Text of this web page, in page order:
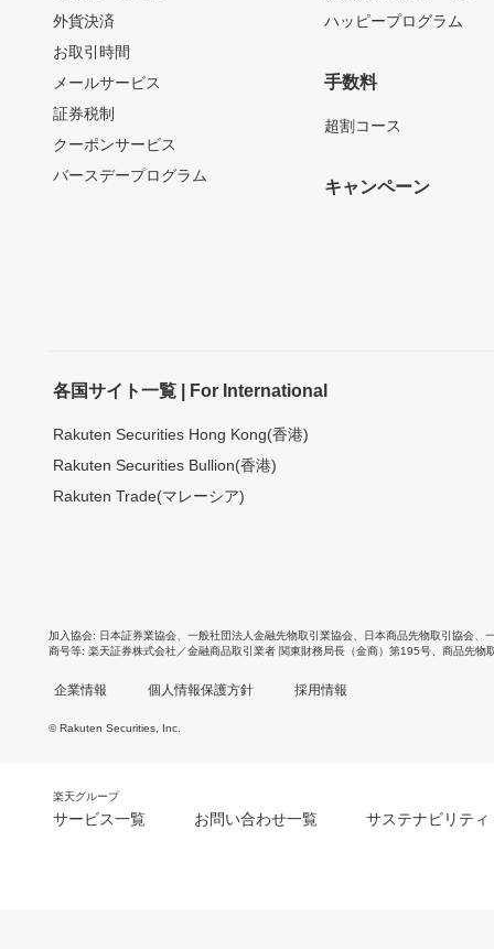
外貨決済
お取引時間
メールサービス
証券税制
クーポンサービス
バースデープログラム
ハッピープログラム
手数料
超割コース
キャンペーン
各国サイト一覧 | For International
Rakuten Securities Hong Kong(香港)
Rakuten Securities Bullion(香港)
Rakuten Trade(マレーシア)
加入協会 日本証券業協会 一般社団法人金融先物取引業協会 日本商品先物取引協会
商号等 楽天証券株式会社／金融商品取引業者 関東財務局長（金商）第195号、商品先物
企業情報 個人情報保護方針 採用情報
© Rakuten Securities, Inc.
楽天グループ
サービス一覧 お問い合わせ一覧 サステナビリティ